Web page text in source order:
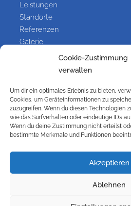
Cookie-Zustimmung
verwalten
Um dir ein optimales Erlebnis zu bieten,
Cookies, um Geräteinformationen zu
zuzugreifen. Wenn du diesen Technologien
wie das Surfverhalten oder eindeutige IDs
Wenn du deine Zustimmung nicht erteilst
bestimmte Merkmale und Funktionen
Akzeptieren
Ablehnen
Leistungen
Standorte
Referenzen
Galerie
Information
Kontakt
Impressum
Versandbedingungen